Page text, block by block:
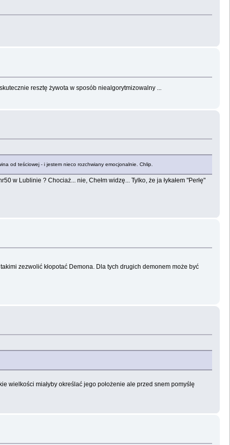
resztę żywota w sposób niealgorytmizowalny ...
od teściowej - i jestem nieco rozchwiany emocjonalnie. Chlip.
w Lublinie ? Chociaż... nie, Chełm widzę... Tylko, że ja łykałem "Perłę"
zezwolić kłopotać Demona. Dla tych drugich demonem może być
wielkości miałyby określać jego położenie ale przed snem pomyślę